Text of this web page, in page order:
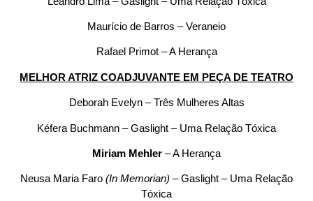
Maurício de Barros – Veraneio
Rafael Primot – A Herança
MELHOR ATRIZ COADJUVANTE EM PEÇA DE TEATRO
Deborah Evelyn – Três Mulheres Altas
Kéfera Buchmann – Gaslight – Uma Relação Tóxica
Miriam Mehler – A Herança
Neusa Maria Faro (In Memorian) – Gaslight – Uma Relação
Tóxica